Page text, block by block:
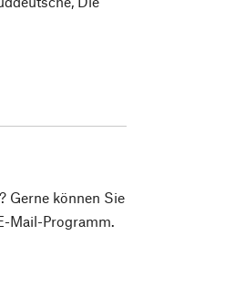
Gerne können Sie
Mail-Programm.